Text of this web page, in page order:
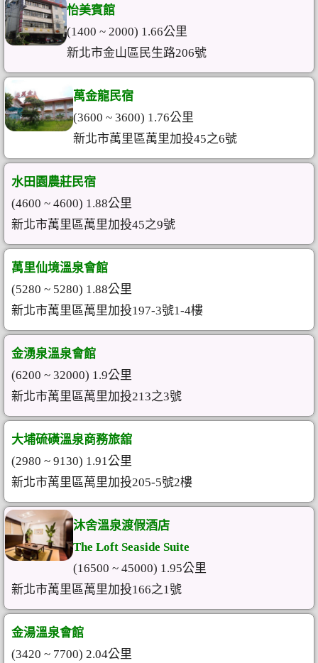
怡美賓館
(1400 ~ 2000) 1.66公里
新北市金山區民生路206號
萬金龍民宿
(3600 ~ 3600) 1.76公里
新北市萬里區萬里加投45之6號
水田園農莊民宿
(4600 ~ 4600) 1.88公里
新北市萬里區萬里加投45之9號
萬里仙境溫泉會館
(5280 ~ 5280) 1.88公里
新北市萬里區萬里加投197-3號1-4樓
金湧泉溫泉會館
(6200 ~ 32000) 1.9公里
新北市萬里區萬里加投213之3號
大埔硫磺溫泉商務旅舘
(2980 ~ 9130) 1.91公里
新北市萬里區萬里加投205-5號2樓
沐舍溫泉渡假酒店
The Loft Seaside Suite
(16500 ~ 45000) 1.95公里
新北市萬里區萬里加投166之1號
金湯溫泉會館
(3420 ~ 7700) 2.04公里